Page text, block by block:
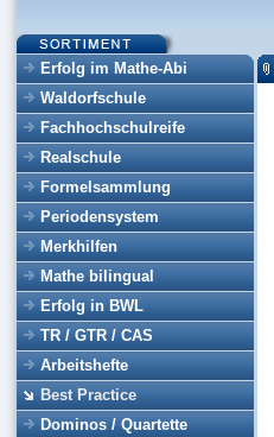
Erfolg im Mathe-Abi
Waldorfschule
Fachhochschulreife
Realschule
Formelsammlung
Periodensystem
Merkhilfen
Mathe bilingual
Erfolg in BWL
TR / GTR / CAS
Arbeitshefte
Best Practice
Dominos / Quartette